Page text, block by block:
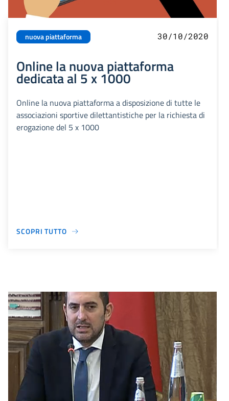
nuova piattaforma 30/10/2020
Online la nuova piattaforma
dedicata al 5 x 1000
Online la nuova piattaforma a disposizione di tutte le
associazioni sportive dilettantistiche per la richiesta di
erogazione del 5 x 1000
SCOPRI TUTTO